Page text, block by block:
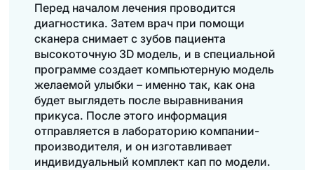
Перед началом лечения проводится
диагностика. Затем врач при помощи
сканера снимает с зубов пациента
высокоточную 3D модель, и в специальной
программе создает компьютерную модель
желаемой улыбки – именно так, как она
будет выглядеть после выравнивания
прикуса. После этого информация
отправляется в лабораторию компании-
производителя, и он изготавливает
индивидуальный комплект кап по модели.